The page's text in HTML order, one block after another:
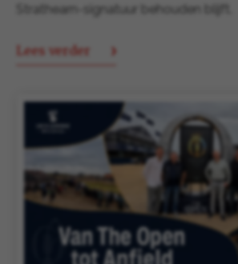
Strathearn-signatuur behouden blijft.
Lees verder